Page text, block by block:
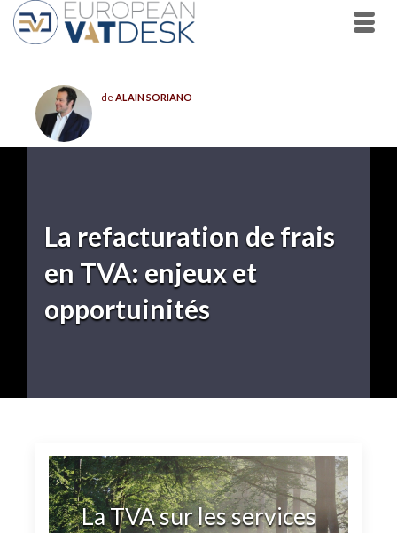
de ALAIN SORIANO
La refacturation de frais
en TVA: enjeux et
opportuinités
La TVA sur les services